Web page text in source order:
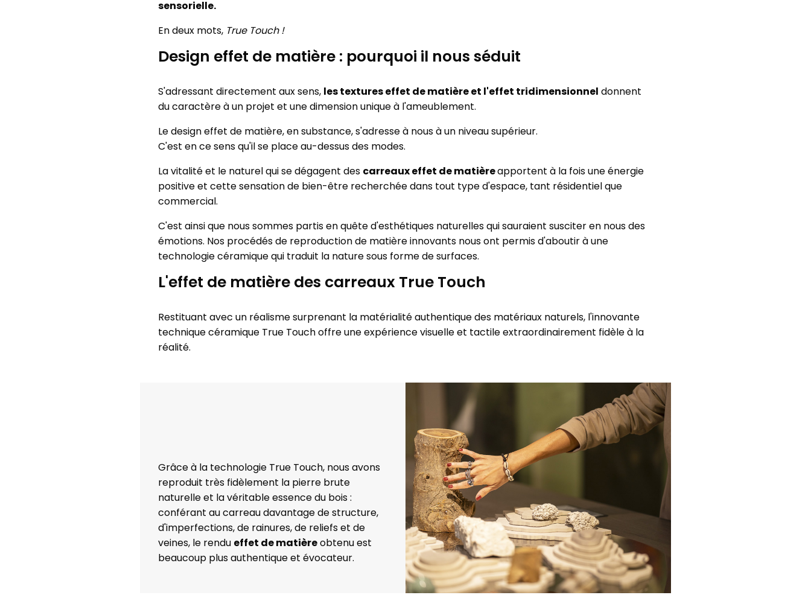
sensorielle.
En deux mots, True Touch !
Design effet de matière : pourquoi il nous séduit
S'adressant directement aux sens, les textures effet de matière et l'effet tridimensionnel donnent
du caractère à un projet et une dimension unique à l'ameublement.
Le design effet de matière, en substance, s'adresse à nous à un niveau supérieur.
C'est en ce sens qu'il se place au-dessus des modes.
La vitalité et le naturel qui se dégagent des carreaux effet de matièreapportent à la fois une énergie
positive et cette sensation de bien-être recherchée dans tout type d'espace, tant résidentiel que
commercial.
C'est ainsi que nous sommes partis en quête d'esthétiques naturelles qui sauraient susciter en nous des
émotions. Nos procédés de reproduction de matière innovants nous ont permis d'aboutir à une
technologie céramique qui traduit la nature sous forme de surfaces.
L'effet de matière des carreaux True Touch
Restituant avec un réalisme surprenant la matérialité authentique des matériaux naturels, l'innovante
technique céramique True Touch offre une expérience visuelle et tactile extraordinairement fidèle à la
réalité.
Grâce à la technologie True Touch, nous avons
reproduit très fidèlement la pierre brute
naturelle et la véritable essence du bois :
conférant au carreau davantage de structure,
d'imperfections, de rainures, de reliefs et de
veines, le rendu effet de matièreobtenu est
beaucoup plus authentique et évocateur.